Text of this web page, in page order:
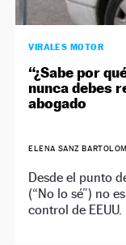
VIRALES MOTOR
“¿Sabe por
nunca debes
abogado
ELENA SANZ
Desde el punto
(“No lo sé”) no
control de EEUU.